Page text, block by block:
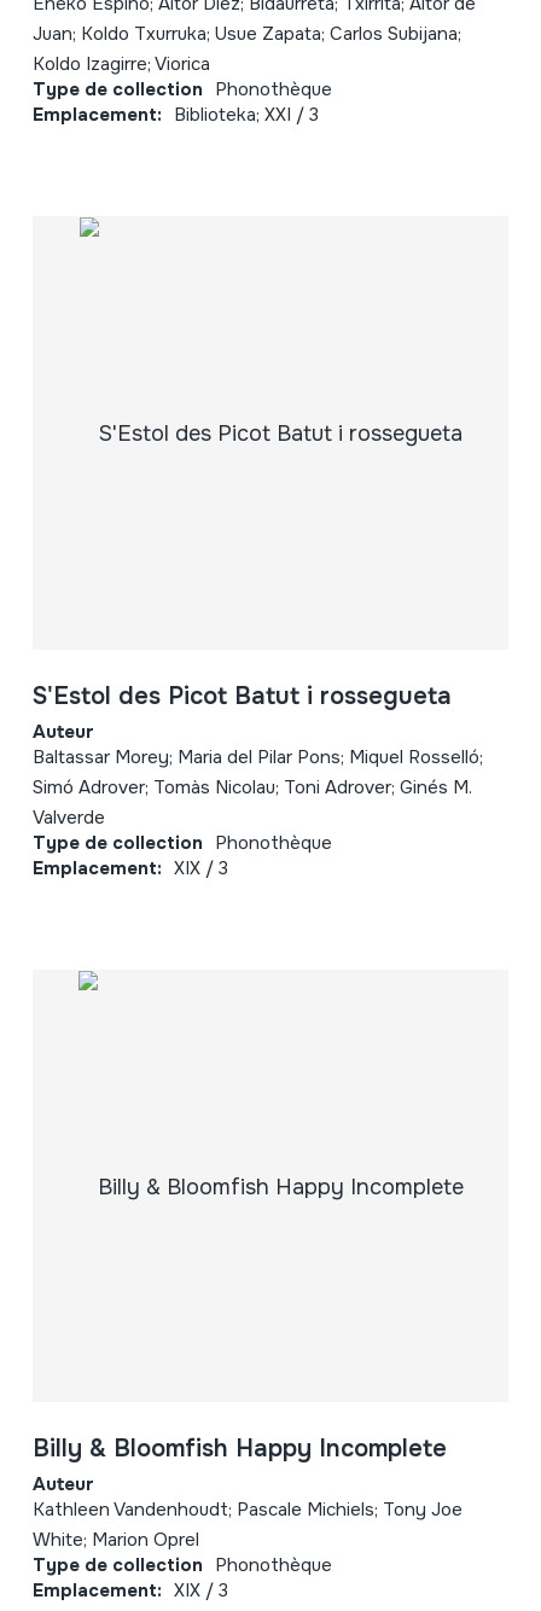
Juan; Koldo Txurruka; Usue Zapata; Carlos Subijana;
Koldo Izagirre; Viorica
Type de collection Phonothèque
Emplacement: Biblioteka; XXI / 3
S'Estol des Picot Batut i rossegueta
Auteur
Baltassar Morey; Maria del Pilar Pons; Miquel Rosselló;
Simó Adrover; Tomàs Nicolau; Toni Adrover; Ginés M.
Valverde
Type de collection Phonothèque
Emplacement: XIX / 3
Billy & Bloomfish Happy Incomplete
Auteur
Kathleen Vandenhoudt; Pascale Michiels; Tony Joe
White; Marion Oprel
Type de collection Phonothèque
Emplacement: XIX / 3